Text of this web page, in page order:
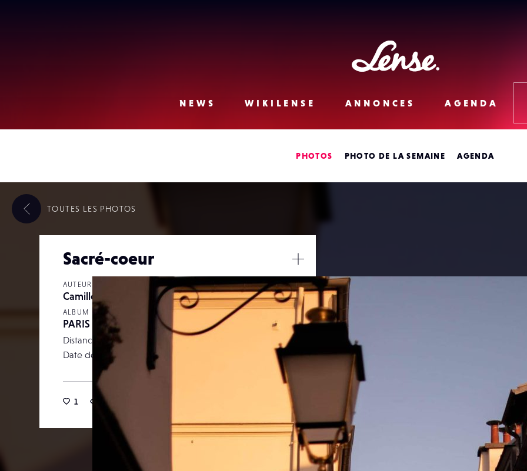
NEWS
WIKILENSE ANNONCES AGENDA
PHOTOS PHOTO DE LA SEMAINE AGENDA
Sacré-coeur
AUTEUR
Camille Sabatier
ALBUM
PARIS <3
Distance focale
0 mm
Date de publication
21 mars 2021
1 15
/
Fermer
TOUTES LES PHOTOS